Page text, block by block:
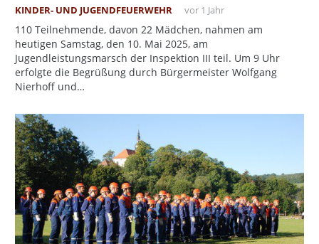
KINDER- UND JUGENDFEUERWEHR vor 1 Jahr
110 Teilnehmende, davon 22 Mädchen, nahmen am
heutigen Samstag, den 10. Mai 2025, am
Jugendleistungsmarsch der Inspektion III teil. Um 9 Uhr
erfolgte die Begrüßung durch Bürgermeister Wolfgang
Nierhoff und…